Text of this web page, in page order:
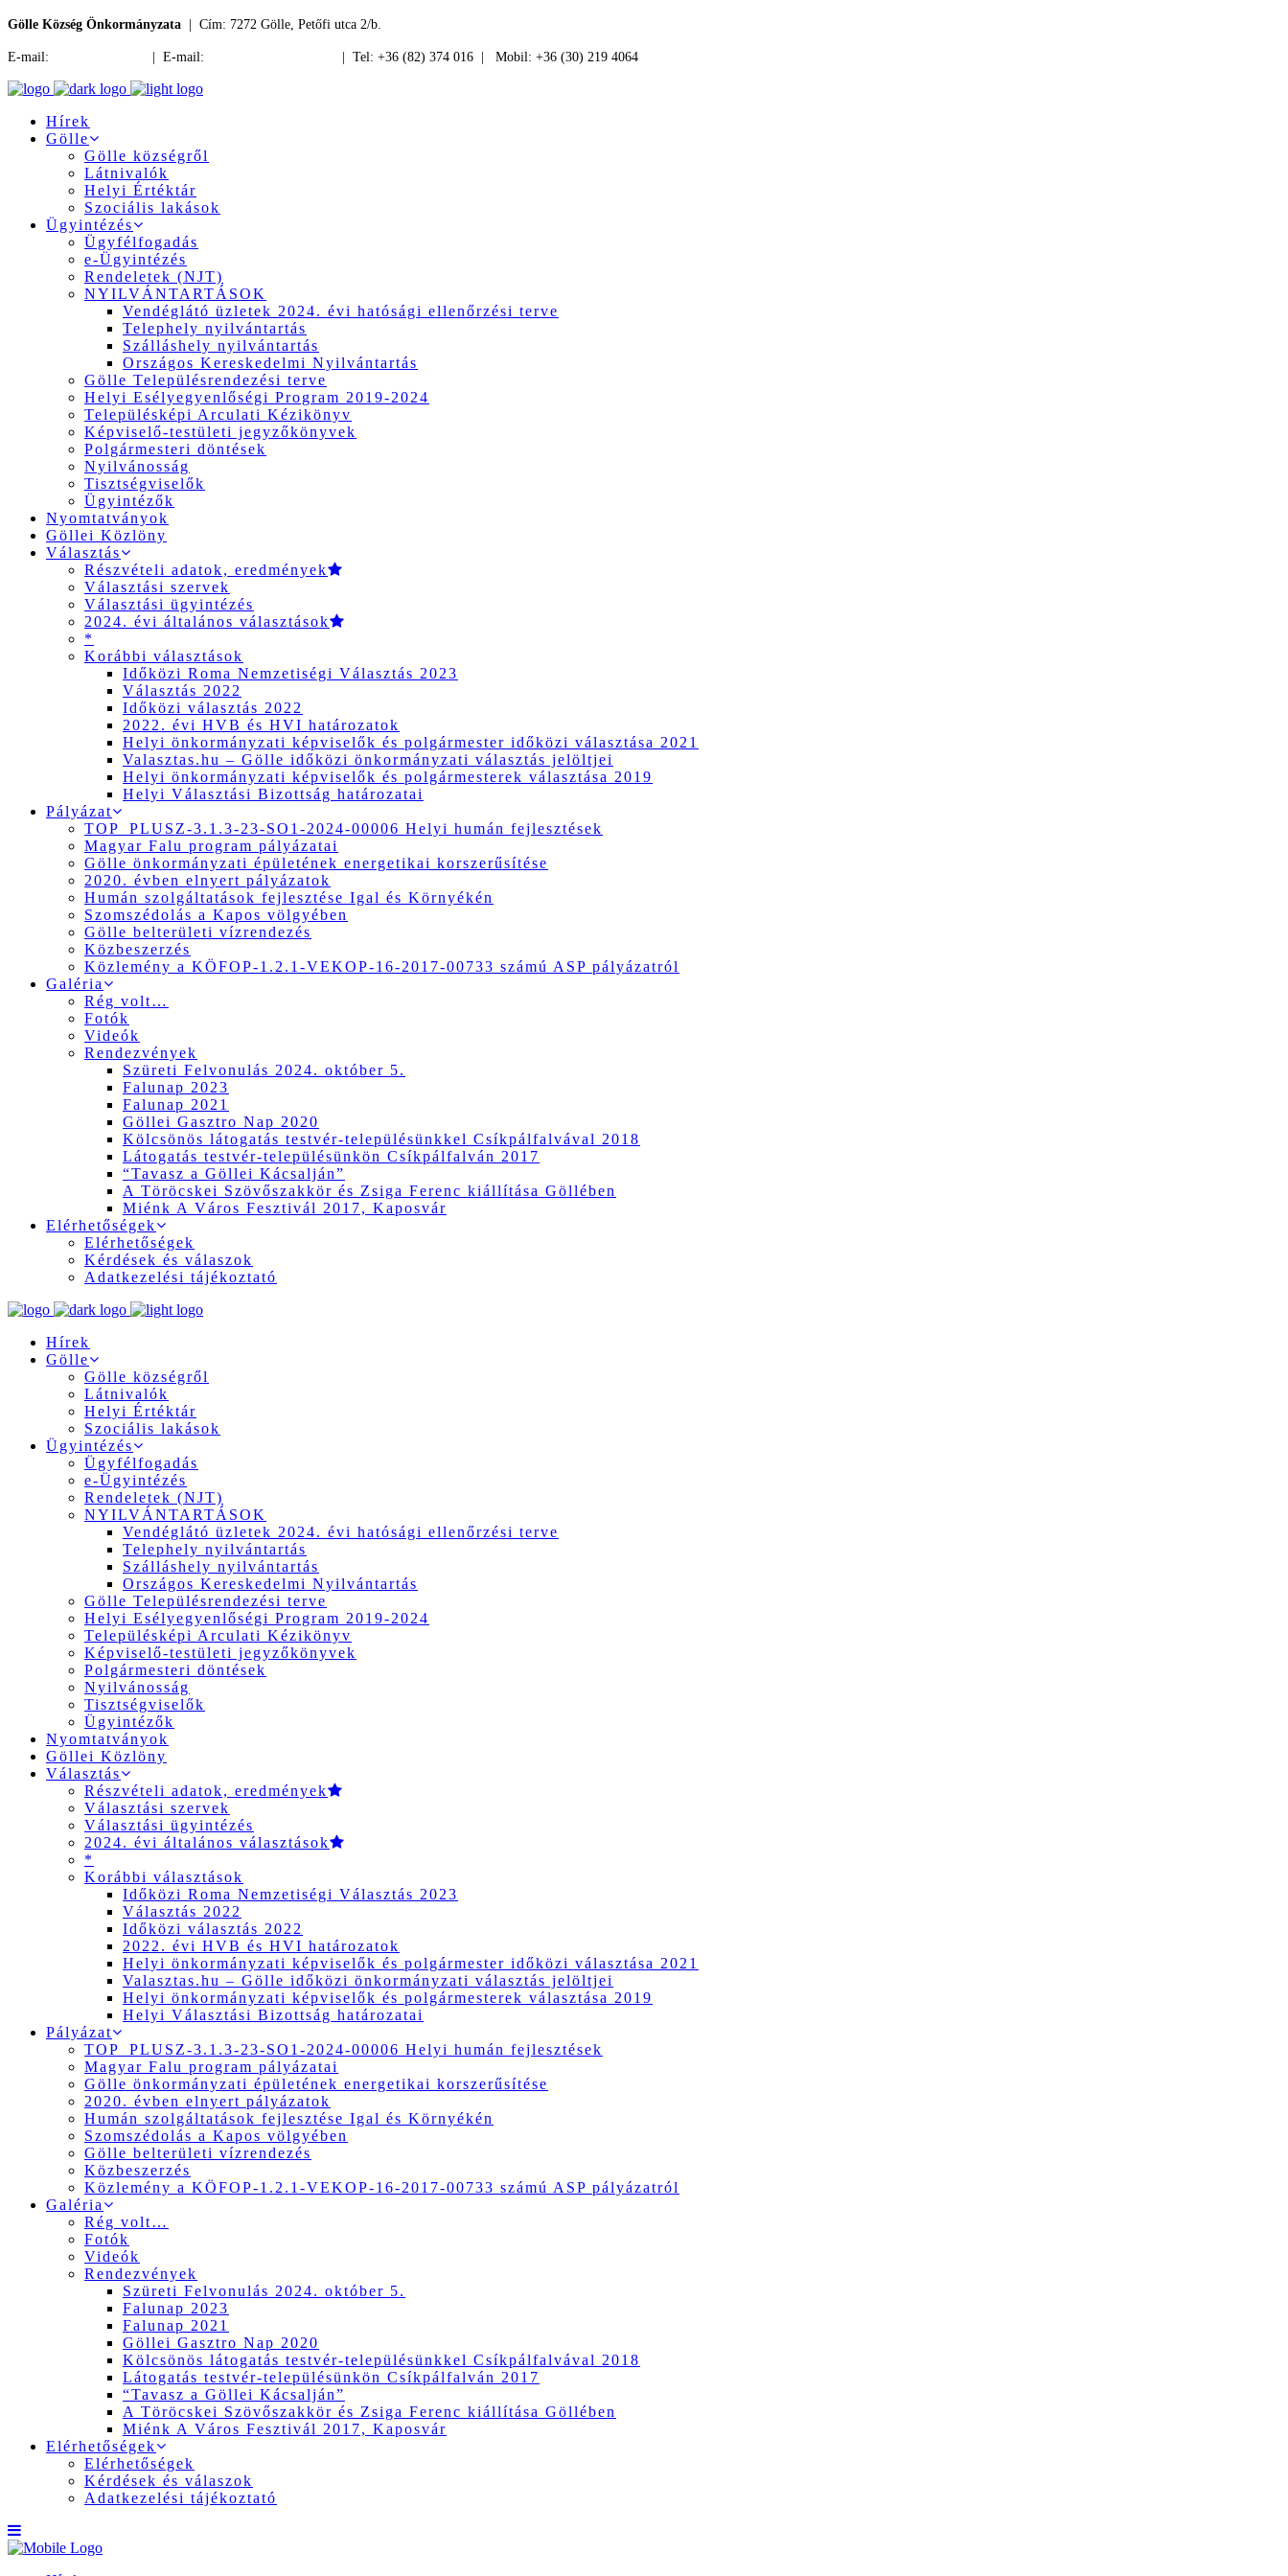
Gölle Község Önkormányzata | Cím: 7272 Gölle, Petőfi utca 2/b.
E-mail: | E-mail: | Tel: +36 (82) 374 016 | Mobil: +36 (30) 219 4064
Hírek
Gölle
Gölle községről
Látnivalók
Helyi Értéktár
Szociális lakások
Ügyintézés
Ügyfélfogadás
e-Ügyintézés
Rendeletek (NJT)
NYILVÁNTARTÁSOK
Vendéglátó üzletek 2024. évi hatósági ellenőrzési terve
Telephely nyilvántartás
Szálláshely nyilvántartás
Országos Kereskedelmi Nyilvántartás
Gölle Településrendezési terve
Helyi Esélyegyenlőségi Program 2019-2024
Településképi Arculati Kézikönyv
Képviselő-testületi jegyzőkönyvek
Polgármesteri döntések
Nyilvánosság
Tisztségviselők
Ügyintézők
Nyomtatványok
Göllei Közlöny
Választás
Részvételi adatok, eredmények
Választási szervek
Választási ügyintézés
2024. évi általános választások
*
Korábbi választások
Időközi Roma Nemzetiségi Választás 2023
Választás 2022
Időközi választás 2022
2022. évi HVB és HVI határozatok
Helyi önkormányzati képviselők és polgármester időközi választása 2021
Valasztas.hu – Gölle időközi önkormányzati választás jelöltjei
Helyi önkormányzati képviselők és polgármesterek választása 2019
Helyi Választási Bizottság határozatai
Pályázat
TOP_PLUSZ-3.1.3-23-SO1-2024-00006 Helyi humán fejlesztések
Magyar Falu program pályázatai
Gölle önkormányzati épületének energetikai korszerűsítése
2020. évben elnyert pályázatok
Humán szolgáltatások fejlesztése Igal és Környékén
Szomszédolás a Kapos völgyében
Gölle belterületi vízrendezés
Közbeszerzés
Közlemény a KÖFOP-1.2.1-VEKOP-16-2017-00733 számú ASP pályázatról
Galéria
Rég volt…
Fotók
Videók
Rendezvények
Szüreti Felvonulás 2024. október 5.
Falunap 2023
Falunap 2021
Göllei Gasztro Nap 2020
Kölcsönös látogatás testvér-településünkkel Csíkpálfalvával 2018
Látogatás testvér-településünkön Csíkpálfalván 2017
“Tavasz a Göllei Kácsalján”
A Töröcskei Szövőszakkör és Zsiga Ferenc kiállítása Göllében
Miénk A Város Fesztivál 2017, Kaposvár
Elérhetőségek
Elérhetőségek
Kérdések és válaszok
Adatkezelési tájékoztató
Hírek
Gölle
Gölle községről
Látnivalók
Helyi Értéktár
Szociális lakások
Ügyintézés
Ügyfélfogadás
e-Ügyintézés
Rendeletek (NJT)
NYILVÁNTARTÁSOK
Vendéglátó üzletek 2024. évi hatósági ellenőrzési terve
Telephely nyilvántartás
Szálláshely nyilvántartás
Országos Kereskedelmi Nyilvántartás
Gölle Településrendezési terve
Helyi Esélyegyenlőségi Program 2019-2024
Településképi Arculati Kézikönyv
Képviselő-testületi jegyzőkönyvek
Polgármesteri döntések
Nyilvánosság
Tisztségviselők
Ügyintézők
Nyomtatványok
Göllei Közlöny
Választás
Részvételi adatok, eredmények
Választási szervek
Választási ügyintézés
2024. évi általános választások
*
Korábbi választások
Időközi Roma Nemzetiségi Választás 2023
Választás 2022
Időközi választás 2022
2022. évi HVB és HVI határozatok
Helyi önkormányzati képviselők és polgármester időközi választása 2021
Valasztas.hu – Gölle időközi önkormányzati választás jelöltjei
Helyi önkormányzati képviselők és polgármesterek választása 2019
Helyi Választási Bizottság határozatai
Pályázat
TOP_PLUSZ-3.1.3-23-SO1-2024-00006 Helyi humán fejlesztések
Magyar Falu program pályázatai
Gölle önkormányzati épületének energetikai korszerűsítése
2020. évben elnyert pályázatok
Humán szolgáltatások fejlesztése Igal és Környékén
Szomszédolás a Kapos völgyében
Gölle belterületi vízrendezés
Közbeszerzés
Közlemény a KÖFOP-1.2.1-VEKOP-16-2017-00733 számú ASP pályázatról
Galéria
Rég volt…
Fotók
Videók
Rendezvények
Szüreti Felvonulás 2024. október 5.
Falunap 2023
Falunap 2021
Göllei Gasztro Nap 2020
Kölcsönös látogatás testvér-településünkkel Csíkpálfalvával 2018
Látogatás testvér-településünkön Csíkpálfalván 2017
“Tavasz a Göllei Kácsalján”
A Töröcskei Szövőszakkör és Zsiga Ferenc kiállítása Göllében
Miénk A Város Fesztivál 2017, Kaposvár
Elérhetőségek
Elérhetőségek
Kérdések és válaszok
Adatkezelési tájékoztató